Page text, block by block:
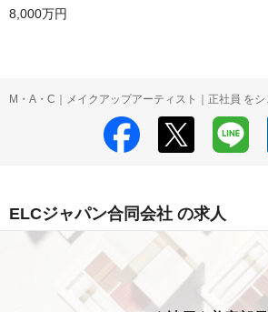
8,000万円
M・A・C｜メイクアップアーティスト｜正社員 をシ
ELCジャパン合同会社 の求人